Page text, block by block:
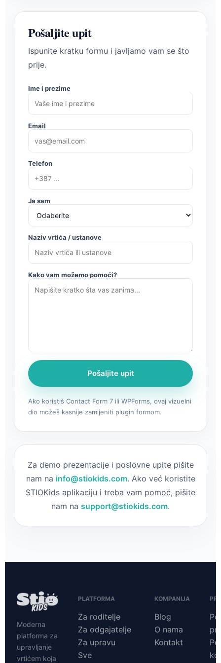
Pošaljite upit
Ispunite kratku formu i javljamo vam se što
prije.
Ime i prezime
Email
Telefon
Ja sam
Naziv vrtića / ustanove
Kako vam možemo pomoći?
Pošaljite upit
Ako koristiš Contact Form 7 ili WPForms, ovaj vizuelni
dio možeš kasnije zamijeniti plugin formom.
Za demo prezentacije i poslovne upite pišite
nam na info@stiokids.com. Ako već koristite
STIOKids aplikaciju i treba vam pomoć, pišite
nam na support@stiokids.com.
Moderna
platforma za
upravljanje
vrtićem koja
PLATFORMA
Za roditelje
Za odgajatelje
Za upravu
Sve
KOMPANIJA
Blog
O nama
Kontakt